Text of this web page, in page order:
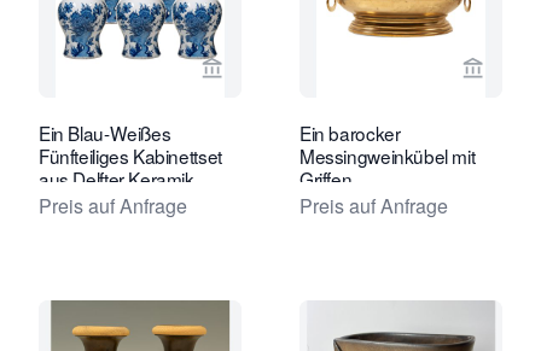
Verkaeuferseite von Van Nie
Ein Blau-Weißes
Fünfteiliges Kabinettset
aus Delfter Keramik
Preis auf Anfrage
Ein barocker
Messingweinkübel mit
Griffen
Preis auf Anfrage